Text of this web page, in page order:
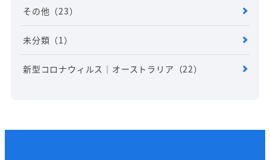
その他 （23）
未分類 （1）
新型コロナウィルス｜オーストラリア （22）